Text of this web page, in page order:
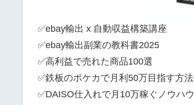
✅ebay輸出 x 自動収益構築講座
✅ebay輸出副業の教科書2025
✅高利益で売れた商品100選
✅鉄板のポケカで月利50万目指す方法
✅DAISO仕入れで月10万稼ぐノウハウ